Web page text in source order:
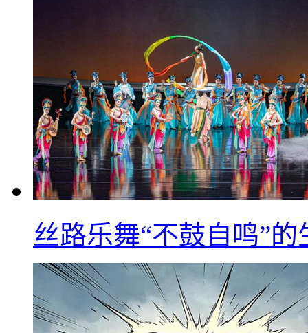
丝路乐舞“不鼓自鸣”